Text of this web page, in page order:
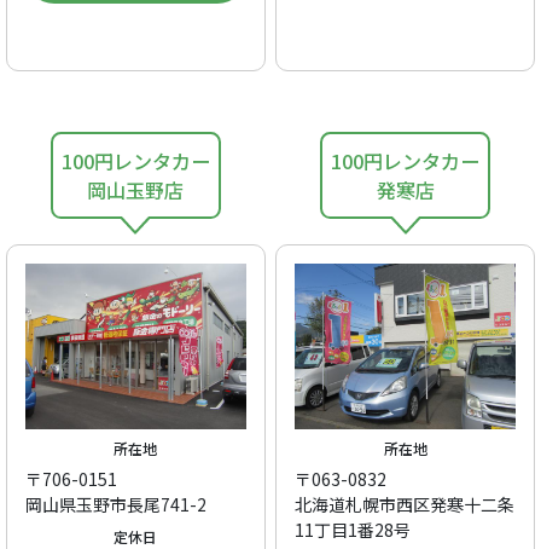
100円レンタカー
岡山玉野店
所在地
〒706-0151
岡山県玉野市長尾741-2
定休日
100円レンタカー
発寒店
所在地
〒063-0832
北海道札幌市西区発寒十二条
11丁目1番28号